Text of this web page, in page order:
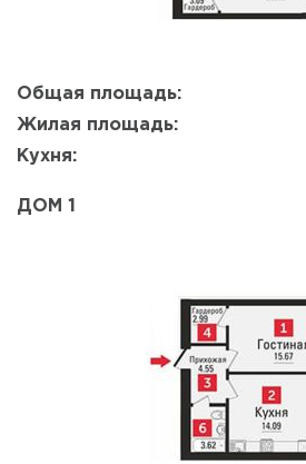
Общая площадь:
Жилая площадь:
Кухня:
ДОМ 1
Да, удалить Отмена